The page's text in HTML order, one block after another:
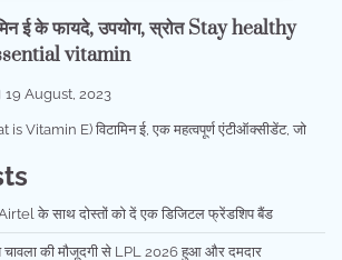
ई के फायदे, उपयोग, स्रोत Stay healthy
vitamin
19 August, 2023
is Vitamin E) विटामिन ई, एक महत्वपूर्ण एंटीऑक्सीडेंट, जो
के साथ दोस्तों को दें एक डिजिटल फ्रेंडशिप बैंड
चावला की मौजूदगी से LPL 2026 हुआ और दमदार